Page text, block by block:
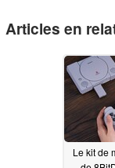
Articles en
Le kit de